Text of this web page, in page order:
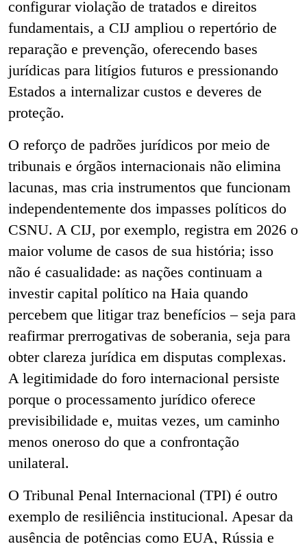
configurar violação de tratados e direitos
fundamentais, a CIJ ampliou o repertório de
reparação e prevenção, oferecendo bases
jurídicas para litígios futuros e pressionando
Estados a internalizar custos e deveres de
proteção.
O reforço de padrões jurídicos por meio de
tribunais e órgãos internacionais não elimina
lacunas, mas cria instrumentos que funcionam
independentemente dos impasses políticos do
CSNU. A CIJ, por exemplo, registra em 2026 o
maior volume de casos de sua história; isso
não é casualidade: as nações continuam a
investir capital político na Haia quando
percebem que litigar traz benefícios – seja para
reafirmar prerrogativas de soberania, seja para
obter clareza jurídica em disputas complexas.
A legitimidade do foro internacional persiste
porque o processamento jurídico oferece
previsibilidade e, muitas vezes, um caminho
menos oneroso do que a confrontação
unilateral.
O Tribunal Penal Internacional (TPI) é outro
exemplo de resiliência institucional. Apesar da
ausência de potências como EUA, Rússia e